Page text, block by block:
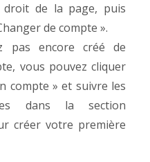
droit de la page, puis
de compte ».
pas encore créé de
vous pouvez cliquer
compte » et suivre les
dans la section
créer votre première